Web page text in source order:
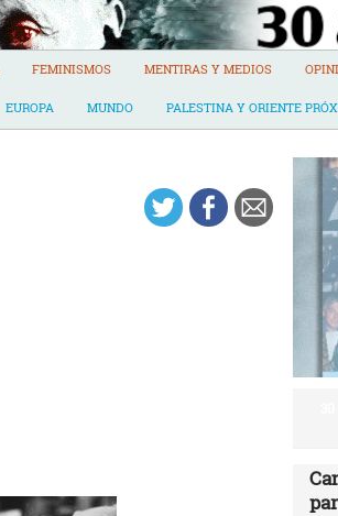
FEMINISMOS MENTIRAS Y MEDIOS
EUROPA MUNDO PALESTINA Y ORIENTE